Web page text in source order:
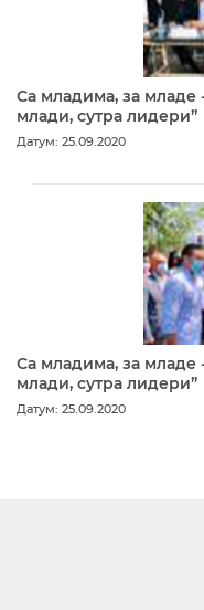
Са младима, за младе
млади, сутра лидери”
Датум: 25.09.2020
Са младима, за младе
млади, сутра лидери”
Датум: 25.09.2020